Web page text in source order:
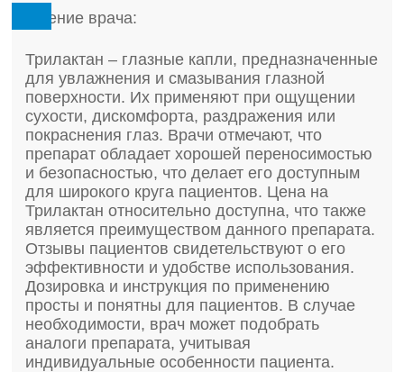
Мнение врача:
Трилактан – глазные капли, предназначенные
для увлажнения и смазывания глазной
поверхности. Их применяют при ощущении
сухости, дискомфорта, раздражения или
покраснения глаз. Врачи отмечают, что
препарат обладает хорошей переносимостью
и безопасностью, что делает его доступным
для широкого круга пациентов. Цена на
Трилактан относительно доступна, что также
является преимуществом данного препарата.
Отзывы пациентов свидетельствуют о его
эффективности и удобстве использования.
Дозировка и инструкция по применению
просты и понятны для пациентов. В случае
необходимости, врач может подобрать
аналоги препарата, учитывая
индивидуальные особенности пациента.